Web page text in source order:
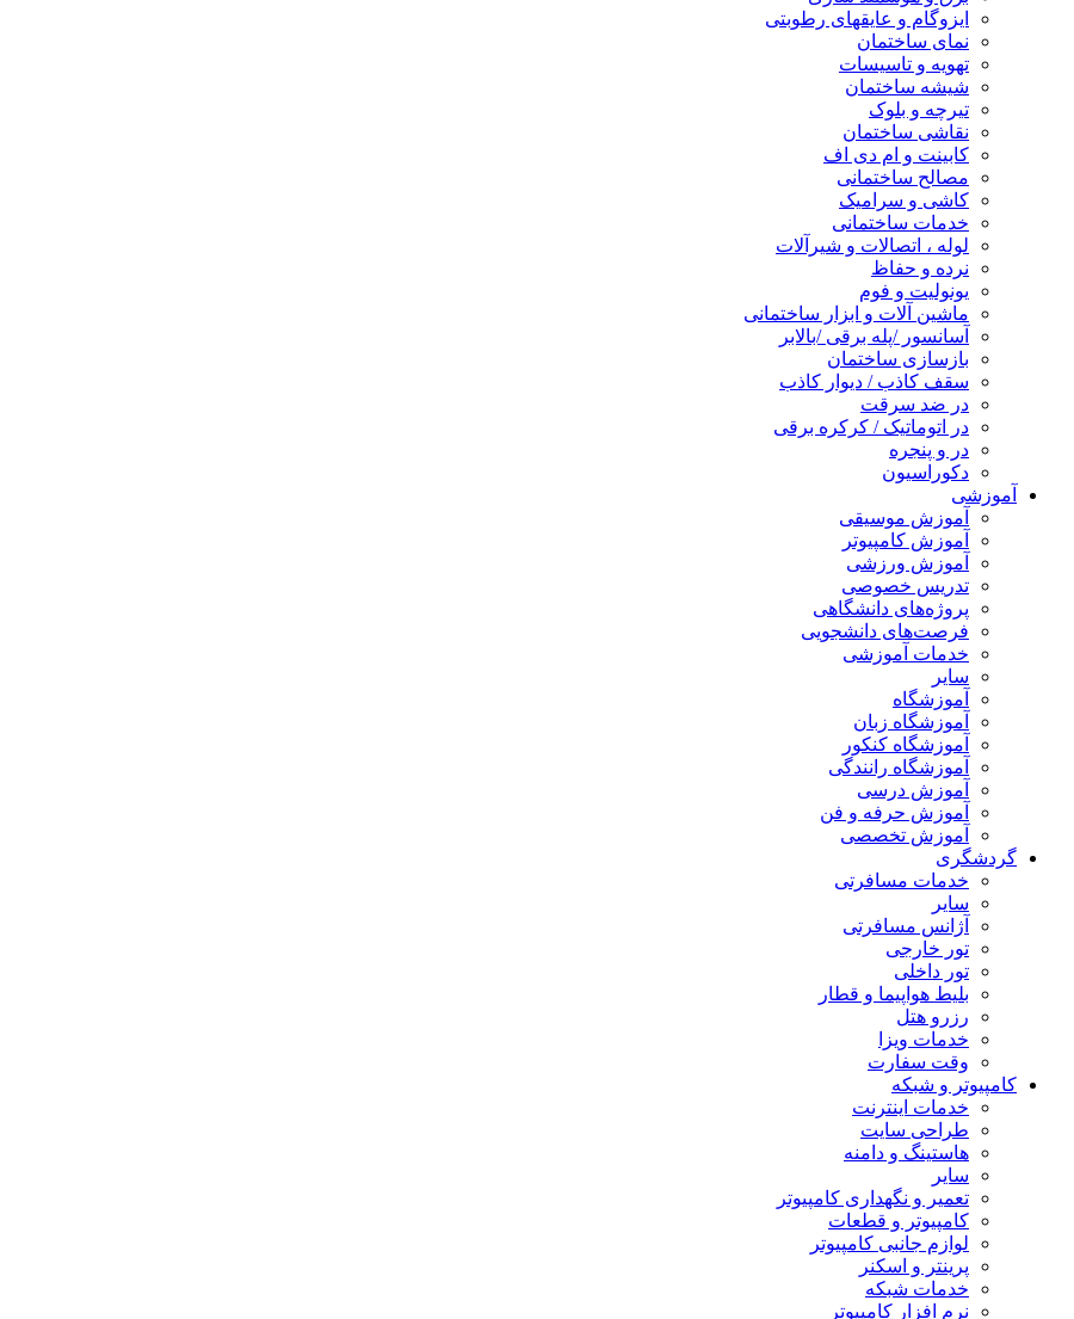
ایزوگام و عایقهای رطوبتی
نمای ساختمان
تهویه و تاسیسات
شیشه ساختمان
تیرچه و بلوک
نقاشی ساختمان
کابینت و ام دی اف
مصالح ساختمانی
کاشی و سرامیک
خدمات ساختمانی
لوله ، اتصالات و شیرآلات
نرده و حفاظ
یونولیت و فوم
ماشین آلات و ابزار ساختمانی
آسانسور /پله برقی /بالابر
بازسازی ساختمان
سقف کاذب / دیوار کاذب
در ضد سرقت
در اتوماتیک / کرکره برقی
در و پنجره
دکوراسیون
آموزشی
آموزش موسیقی
آموزش کامپیوتر
آموزش ورزشی
تدریس خصوصی
پروژه‌های دانشگاهی
فرصت‌های دانشجویی
خدمات آموزشی
سایر
آموزشگاه
آموزشگاه زبان
آموزشگاه کنکور
آموزشگاه رانندگی
آموزش درسی
آموزش حرفه و فن
آموزش تخصصی
گردشگری
خدمات مسافرتی
سایر
آژانس مسافرتی
تور خارجی
تور داخلی
بلیط هواپیما و قطار
رزرو هتل
خدمات ویزا
وقت سفارت
کامپیوتر و شبکه
خدمات اینترنت
طراحی سایت
هاستینگ و دامنه
سایر
تعمیر و نگهداری کامپیوتر
کامپیوتر و قطعات
لوازم جانبی کامپیوتر
پرینتر و اسکنر
خدمات شبکه
نرم افزار کامپیوتر